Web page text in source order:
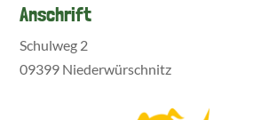
Anschrift
Schulweg 2
09399 Niederwürschnitz